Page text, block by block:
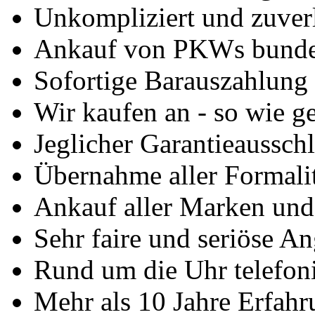
Unkompliziert und
Ankauf von PKWs
Sofortige
Wir kaufen an - so wie
Jeglicher
Übernahme aller
Ankauf aller Marken
Sehr faire und seriöse
Rund um die Uhr
Mehr als 10 Jahre